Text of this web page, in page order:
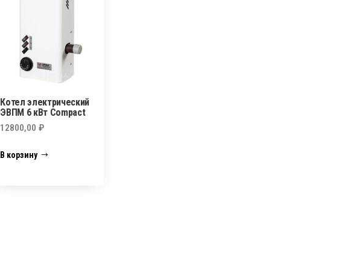
Котел электрический
ЭВПМ 6 кВт Compact
12800,00₽
В корзину